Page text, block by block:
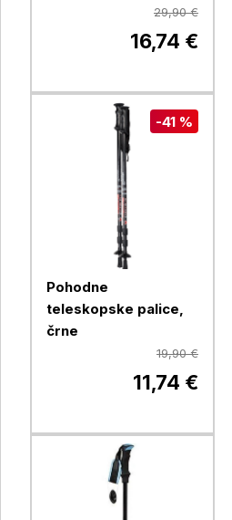
29,90 €
16,74 €
-41 %
Pohodne
teleskopske palice,
črne
19,90 €
11,74 €